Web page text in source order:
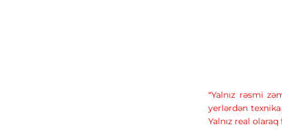
"Yalnız rəsmi
yerlərdən
Yalnız real